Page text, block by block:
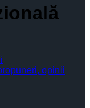
opinii